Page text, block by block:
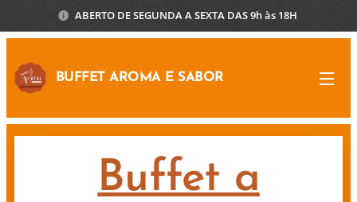
ABERTO DE SEGUNDA A SEXTA DAS 9h às 18H
BUFFET AROMA E SABOR
Buffet a